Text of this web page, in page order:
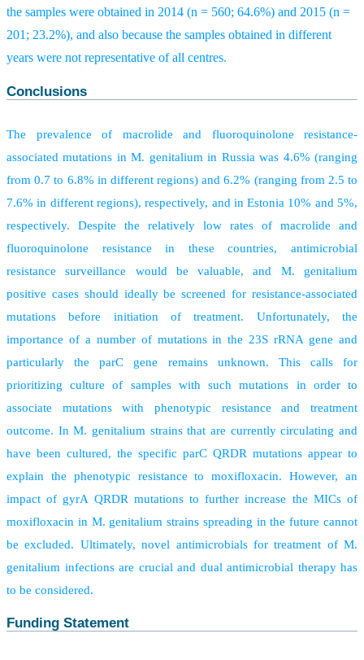
the samples were obtained in 2014 (n = 560; 64.6%) and 2015 (n =
201; 23.2%), and also because the samples obtained in different
years were not representative of all centres.
Conclusions
The prevalence of macrolide and fluoroquinolone resistance-
associated mutations in M. genitalium in Russia was 4.6% (ranging
from 0.7 to 6.8% in different regions) and 6.2% (ranging from 2.5 to
7.6% in different regions), respectively, and in Estonia 10% and 5%,
respectively. Despite the relatively low rates of macrolide and
fluoroquinolone resistance in these countries, antimicrobial
resistance surveillance would be valuable, and M. genitalium
positive cases should ideally be screened for resistance-associated
mutations before initiation of treatment. Unfortunately, the
importance of a number of mutations in the 23S rRNA gene and
particularly the parC gene remains unknown. This calls for
prioritizing culture of samples with such mutations in order to
associate mutations with phenotypic resistance and treatment
outcome. In M. genitalium strains that are currently circulating and
have been cultured, the specific parC QRDR mutations appear to
explain the phenotypic resistance to moxifloxacin. However, an
impact of gyrA QRDR mutations to further increase the MICs of
moxifloxacin in M. genitalium strains spreading in the future cannot
be excluded. Ultimately, novel antimicrobials for treatment of M.
genitalium infections are crucial and dual antimicrobial therapy has
to be considered.
Funding Statement